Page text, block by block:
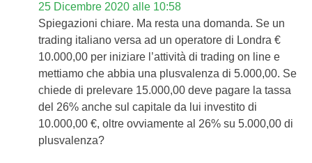
25 Dicembre 2020 alle 10:58
Spiegazioni chiare. Ma resta una domanda. Se un
trading italiano versa ad un operatore di Londra €
10.000,00 per iniziare l’attività di trading on line e
mettiamo che abbia una plusvalenza di 5.000,00. Se
chiede di prelevare 15.000,00 deve pagare la tassa
del 26% anche sul capitale da lui investito di
10.000,00 €, oltre ovviamente al 26% su 5.000,00 di
plusvalenza?